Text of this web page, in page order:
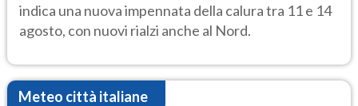
indica una nuova impennata della calura tra 11 e 14
agosto, con nuovi rialzi anche al Nord.
Meteo città italiane